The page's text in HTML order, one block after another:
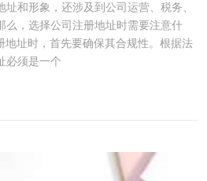
和形象，还涉及到公司运营、税务、
么，选择公司注册地址时需要注意什
地址时，首先要确保其合规性。根据法
必须是一个